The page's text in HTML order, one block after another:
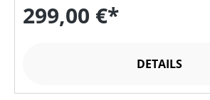
299,00 €*
DETAILS